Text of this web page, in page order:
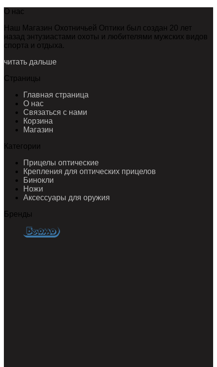
О нас
Наш Магазин Охотничьей Оптики был создан 20 лет
назад энтузиастами охоты и любителями мужских видов
спорта и отдыха.
читать дальше
Страницы
Главная страница
О нас
Связаться с нами
Корзина
Магазин
Категории
Прицелы оптические
Крепления для оптических прицелов
Бинокли
Ножи
Аксессуары для оружия
Бренды